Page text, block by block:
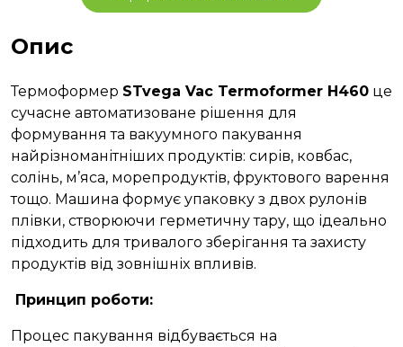
Опис
Термоформер STvega Vac Termoformer H460 це
сучасне автоматизоване рішення для
формування та вакуумного пакування
найрізноманітніших продуктів: сирів, ковбас,
солінь, м’яса, морепродуктів, фруктового варення
тощо. Машина формує упаковку з двох рулонів
плівки, створюючи герметичну тару, що ідеально
підходить для тривалого зберігання та захисту
продуктів від зовнішніх впливів.
Принцип роботи:
Процес пакування відбувається на